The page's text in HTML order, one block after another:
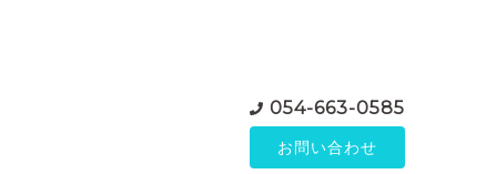
054-663-0585
お問い合わせ